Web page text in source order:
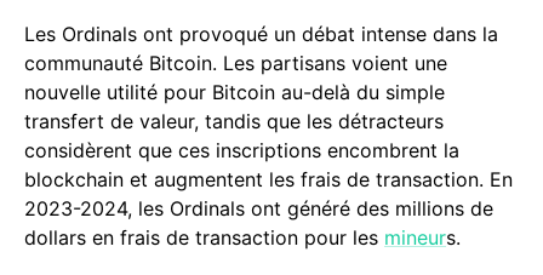
Les Ordinals ont provoqué un débat intense dans la
communauté Bitcoin. Les partisans voient une
nouvelle utilité pour Bitcoin au-delà du simple
transfert de valeur, tandis que les détracteurs
considèrent que ces inscriptions encombrent la
blockchain et augmentent les frais de transaction. En
2023-2024, les Ordinals ont généré des millions de
dollars en frais de transaction pour les mineurs.